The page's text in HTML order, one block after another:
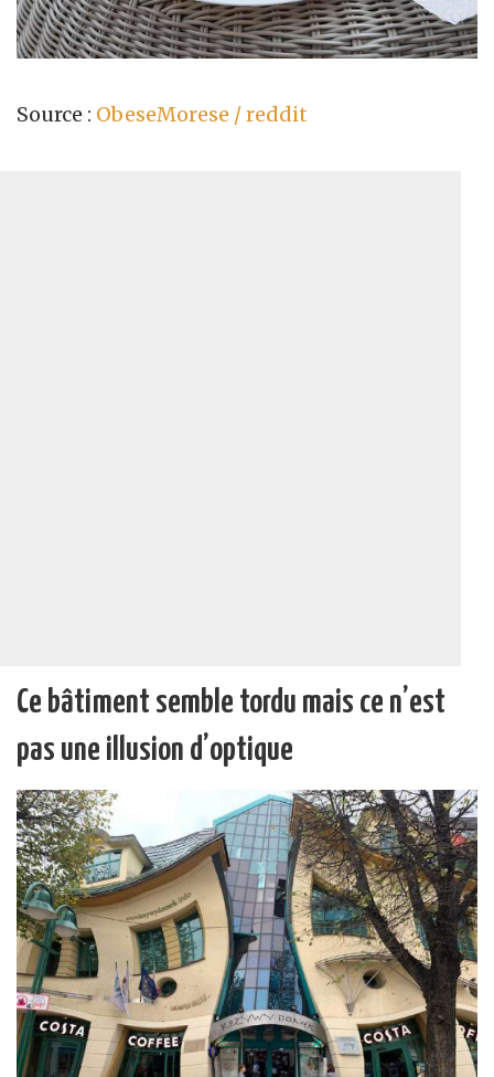
Source : ObeseMorese / reddit
Ce bâtiment semble tordu mais ce n’est
pas une illusion d’optique